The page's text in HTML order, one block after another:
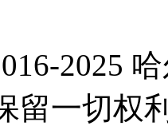
2025
留一切权